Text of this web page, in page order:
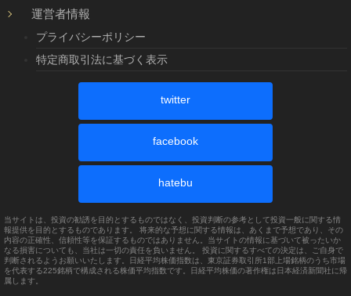
運営者情報
プライバシーポリシー
特定商取引法に基づく表示
twitter
facebook
hatebu
当サイトは、投資の勧誘を目的とするものではなく、投資判断の参考として投資一般に関する情
報提供を目的とするものであります。 将来的な予想に関する情報は、あくまで予想であり、その
内容の正確性、信頼性等を保証するものではありません。当サイトの情報に基づいて被ったいか
なる損害についても、当社は一切の責任を負いません。 投資に関するすべての決定は、ご自身で
判断されるようお願いいたします。日経平均株価指数は、東京証券取引所1部上場銘柄のうち市場
を代表する225銘柄で構成される株価平均指数です。日経平均株価の著作権は日本経済新聞社に帰
属します。